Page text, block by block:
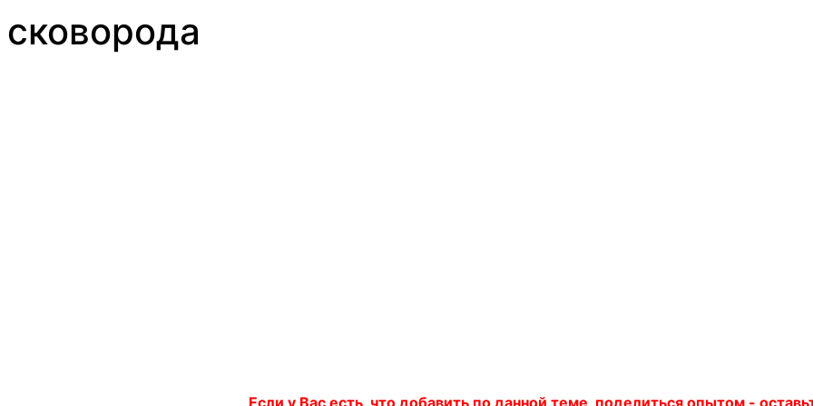
сковорода